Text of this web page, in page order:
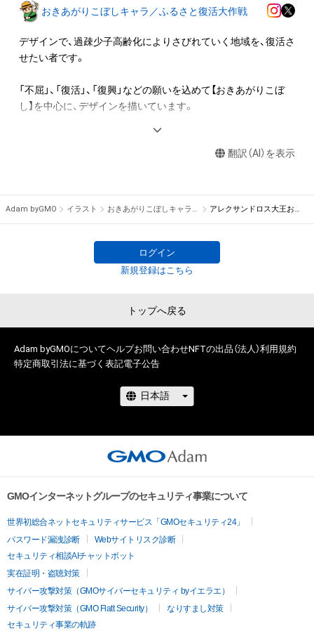
よび無料配布をする
・アイテム画像を使用した二次創作物（ご自身で描いたイラスト
など）を作成する
・本アイテムに関する創作物(画像および映像、音楽、商標または
ロゴ等を含みますがこれらに限られません。)にかかる知的財産
産権(それらの権利を取得し、又はそれらの権利につき登録等を
出願する権利を含みます。)を意味します。)は、本アイテムの著
知的財産権を有することを意味しません。
の管理委託を受けている者からの事前の同意なしに、上記の「本
アイテムの保有者が有する権利」の範囲を超えた行為、知的財産
せん。)を行うことはできません。
・本アイテムに関する創作物の利用については、公序良俗や法令
に反する利用またはその恐れのある利用など、作成者が不適切
であると判断した場合、利用をお断りさせていただきます。
保有者、その他第三者が損害を被った場合、その損害がいかなる
おきあがりこぼしキャラ／ふるさと復活大作戦
デザインで、過疎少子高齢化によりさびれていく地域を、復活さ
せたい者です。
「不屈」、「復活」、「復興」などの願いを込めて【おきあがりこぼ
し】を中心に、デザインを描いています。
かわいらしいキャラをどんどん生み出していきたいと思いま
また、諸々詳しく知りたい方は、【『おきあがりこぼし』キャラク
note.com/szak07/n/n8781fc2d1012
翻訳（AI）を表示
Adam byGMO イラスト おきあがりこぼしキャラ／ふるさと復活大作戦 アレクサンドロス大王おきあがりこぼし
ログイン
新規登録はこちら
トップへ戻る
Adam byGMOについてヘルプお問い合わせNFTの出品（法人）利用規約
特定商取引法に基づく表記電子公告
GMOインターネットグループのセキュリティ事業について
世界初総合ネットセキュリティサービス「GMOセキュリティ24」
パスワード漏洩診断
Webサイトリスク診断
セキュリティ相談AIチャットボット
実在証明・盗聴対策
サイバー攻撃対策（GMOサイバーセキュリティ byイエラエ）
サイバー攻撃対策（GMO Flatt Security）
なりすまし対策
セキュリティ事業の軌跡